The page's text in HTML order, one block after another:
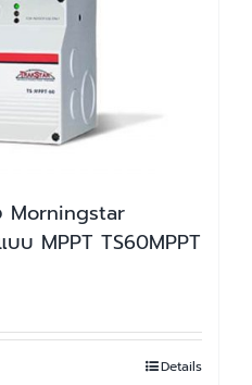
Morningstar
บ MPPT TS60MPPT
Details